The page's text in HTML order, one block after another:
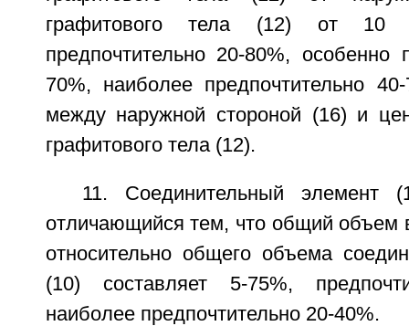
графитового тела (12) от
предпочтительно 20-80%, особенно
70%, наиболее предпочтительно
между наружной стороной (16) и
графитового тела (12).
11. Соединительный
отличающийся тем, что общий объем
относительно общего объема
(10) составляет 5-75%,
наиболее предпочтительно 20-40%.